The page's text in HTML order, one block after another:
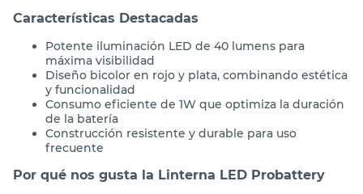
Características Destacadas
Potente iluminación LED de 40 lumens para
máxima visibilidad
Diseño bicolor en rojo y plata, combinando estética
y funcionalidad
Consumo eficiente de 1W que optimiza la duración
de la batería
Construcción resistente y durable para uso
frecuente
Por qué nos gusta la Linterna LED Probattery